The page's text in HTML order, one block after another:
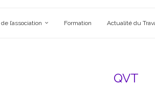
l’association Formation Actualité du
QVT